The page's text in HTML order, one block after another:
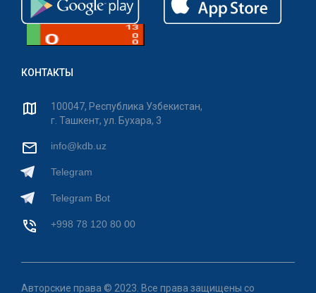
КОНТАКТЫ
100047, Республика Узбекистан,
г. Ташкент, ул. Бухара, 3
info@kdb.uz
Telegram
Telegram Bot
+998 78 120 80 00
Авторские права © 2023. Все права защищены со